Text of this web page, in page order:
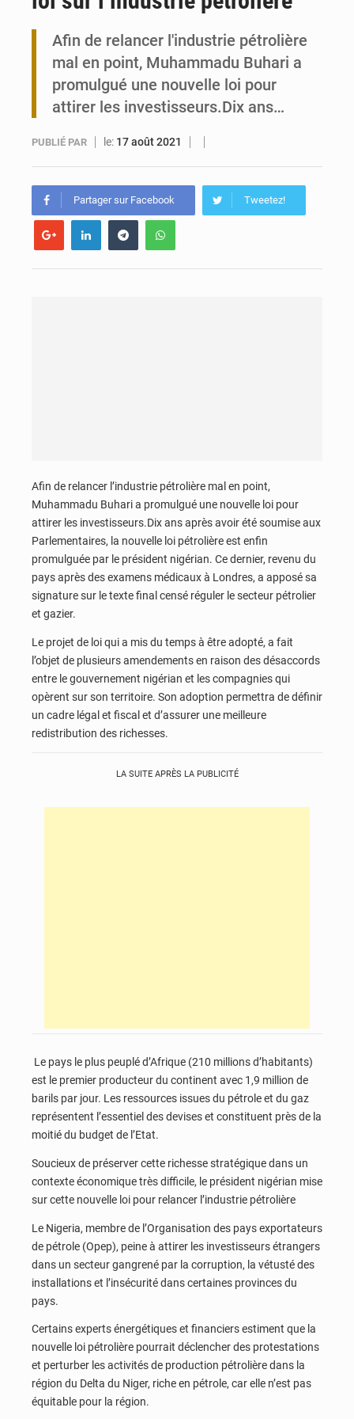
Togo : 300 000 tonnes visées pour la filière soja bio
Victoire Dogbé prône l’engagement politique des femmes à Kigali
Afin de relancer l'industrie pétrolière
mal en point, Muhammadu Buhari a
promulgué une nouvelle loi pour
attirer les investisseurs.Dix ans…
PUBLIÉ PAR le: 17 août 2021
Partager sur Facebook Tweetez!
Afin de relancer l’industrie pétrolière mal en point,
Muhammadu Buhari a promulgué une nouvelle loi pour
attirer les investisseurs.Dix ans après avoir été soumise aux
Parlementaires, la nouvelle loi pétrolière est enfin
promulguée par le président nigérian. Ce dernier, revenu du
pays après des examens médicaux à Londres, a apposé sa
signature sur le texte final censé réguler le secteur pétrolier
et gazier.
Le projet de loi qui a mis du temps à être adopté, a fait
l’objet de plusieurs amendements en raison des désaccords
entre le gouvernement nigérian et les compagnies qui
opèrent sur son territoire. Son adoption permettra de définir
un cadre légal et fiscal et d’assurer une meilleure
redistribution des richesses.
LA SUITE APRÈS LA PUBLICITÉ
Le pays le plus peuplé d’Afrique (210 millions d’habitants)
est le premier producteur du continent avec 1,9 million de
barils par jour. Les ressources issues du pétrole et du gaz
représentent l’essentiel des devises et constituent près de la
moitié du budget de l’Etat.
Soucieux de préserver cette richesse stratégique dans un
contexte économique très difficile, le président nigérian mise
sur cette nouvelle loi pour relancer l’industrie pétrolière
Le Nigeria, membre de l’Organisation des pays exportateurs
de pétrole (Opep), peine à attirer les investisseurs étrangers
dans un secteur gangrené par la corruption, la vétusté des
installations et l’insécurité dans certaines provinces du
pays.
Certains experts énergétiques et financiers estiment que la
nouvelle loi pétrolière pourrait déclencher des protestations
et perturber les activités de production pétrolière dans la
région du Delta du Niger, riche en pétrole, car elle n’est pas
équitable pour la région.